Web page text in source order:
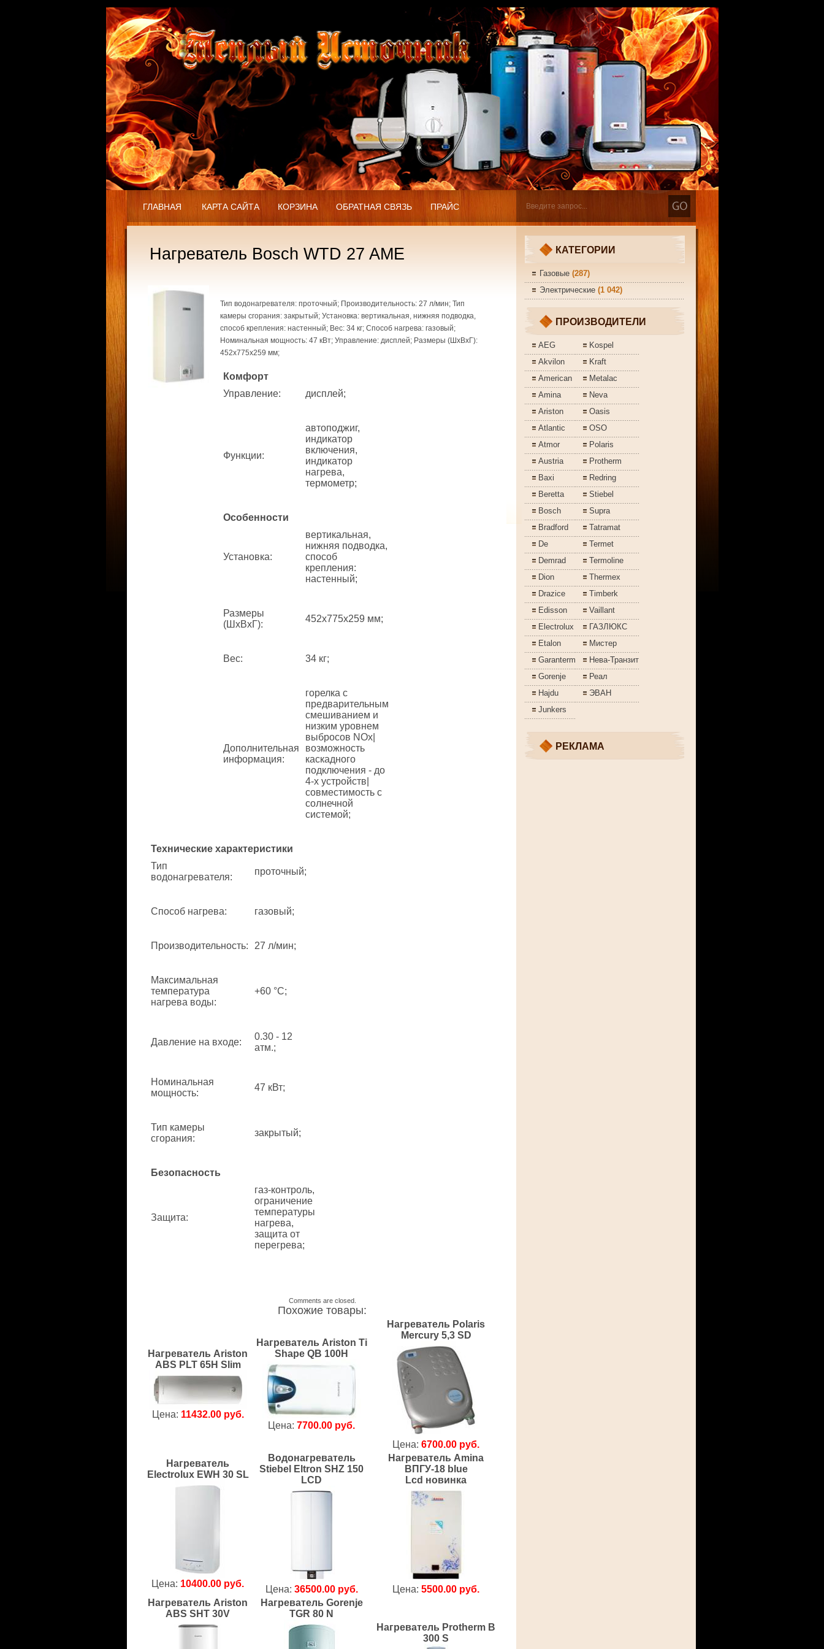
ГЛАВНАЯ КАРТА САЙТА КОРЗИНА ОБРАТНАЯ СВЯЗЬ ПРАЙС
Нагреватель Bosch WTD 27 AME
Тип водонагревателя: проточный; Производительность: 27 л/мин; Тип
камеры сгорания: закрытый; Установка: вертикальная, нижняя подводка,
способ крепления: настенный; Вес: 34 кг; Способ нагрева: газовый;
Номинальная мощность: 47 кВт; Управление: дисплей; Размеры (ШхВхГ):
452x775x259 мм;
Комфорт
Управление: дисплей;
Функции:
автоподжиг,
индикатор
включения,
индикатор
нагрева,
термометр;
Особенности
Установка:
вертикальная,
нижняя подводка,
способ
крепления:
настенный;
Размеры
(ШхВхГ):
452x775x259 мм;
Вес: 34 кг;
Дополнительная
информация:
горелка с
предварительным
смешиванием и
низким уровнем
выбросов NOx|
возможность
каскадного
подключения - до
4-х устройств|
совместимость с
солнечной
системой;
Технические характеристики
Тип
водонагревателя:
проточный;
Способ нагрева: газовый;
Производительность: 27 л/мин;
Максимальная
температура
нагрева воды:
+60 °С;
Давление на входе:
0.30 - 12
атм.;
Номинальная
мощность:
47 кВт;
Тип камеры
сгорания:
закрытый;
Безопасность
Защита:
газ-контроль,
ограничение
температуры
нагрева,
защита от
перегрева;
Comments are closed.
Похожие товары:
Нагреватель Ariston
ABS PLT 65H Slim
Цена: 11432.00 руб.
Нагреватель Ariston Ti
Shape QB 100H
Цена: 7700.00 руб.
Нагреватель Polaris
Mercury 5,3 SD
Цена: 6700.00 руб.
Нагреватель
Electrolux EWH 30 SL
Цена: 10400.00 руб.
Водонагреватель
Stiebel Eltron SHZ 150
LCD
Цена: 36500.00 руб.
Нагреватель Amina
ВПГУ-18 blue
Lcd новинка
Цена: 5500.00 руб.
Нагреватель Ariston
ABS SHT 30V
Нагреватель Gorenje
TGR 80 N
Нагреватель Protherm B
300 S
КАТЕГОРИИ
Газовые(287)
Электрические(1 042)
ПРОИЗВОДИТЕЛИ
AEG
Akvilon
American
Amina
Ariston
Atlantic
Atmor
Austria
Baxi
Beretta
Bosch
Bradford
De
Demrad
Dion
Drazice
Edisson
Electrolux
Etalon
Garanterm
Gorenje
Hajdu
Junkers
Kospel
Kraft
Metalac
Neva
Oasis
OSO
Polaris
Protherm
Redring
Stiebel
Supra
Tatramat
Termet
Termoline
Thermex
Timberk
Vaillant
ГАЗЛЮКС
Мистер
Нева-Транзит
Реал
ЭВАН
РЕКЛАМА